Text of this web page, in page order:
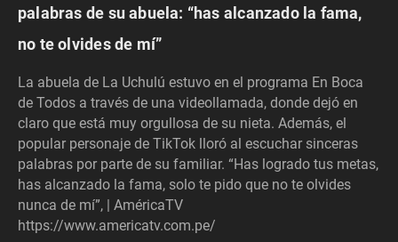
of
3
minutes,
35
palabras de su abuela: “has alcanzado la fama,
no te olvides de mí”
La abuela de La Uchulú estuvo en el programa En Boca
de Todos a través de una videollamada, donde dejó en
claro que está muy orgullosa de su nieta. Además, el
popular personaje de TikTok lloró al escuchar sinceras
palabras por parte de su familiar. “Has logrado tus metas,
has alcanzado la fama, solo te pido que no te olvides
nunca de mí”, | AméricaTV
https://www.americatv.com.pe/